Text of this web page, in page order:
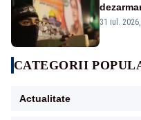
31 iul.
CATEGORII
Actualitate